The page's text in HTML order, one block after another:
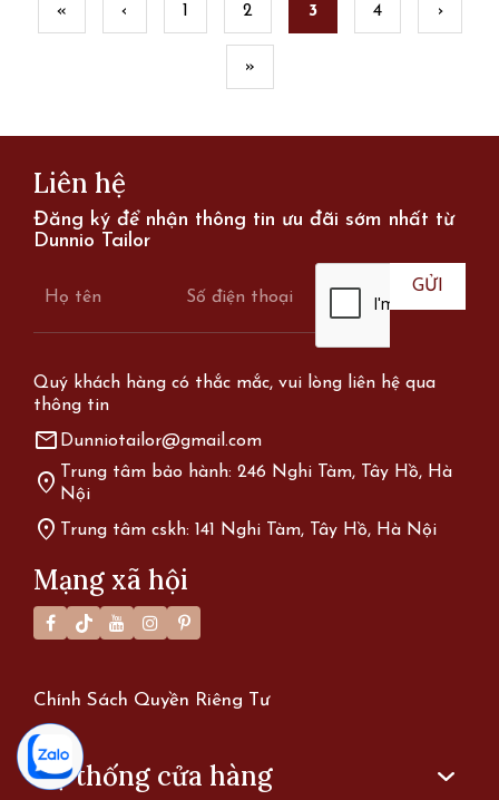
Pages
« ‹ 1 2 3 4 ›
»
Liên hệ
Đăng ký để nhận thông tin ưu đãi sớm nhất từ
Dunnio Tailor
Quý khách hàng có thắc mắc, vui lòng liên hệ qua
thông tin
mail Dunniotailor@gmail.com
location_on
Trung tâm bảo hành: 246 Nghi Tàm, Tây Hồ, Hà
Nội
location_on Trung tâm cskh: 141 Nghi Tàm, Tây Hồ, Hà Nội
Mạng xã hội
Chính Sách Quyền Riêng Tư
Hệ thống cửa hàng